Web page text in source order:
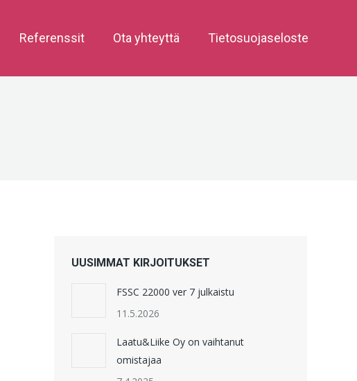
Referenssit Ota yhteyttä Tietosuojaseloste
UUSIMMAT KIRJOITUKSET
FSSC 22000 ver 7 julkaistu
11.5.2026
Laatu&Liike Oy on vaihtanut
omistajaa